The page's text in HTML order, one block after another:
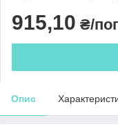
915,10 ₴/
Опис